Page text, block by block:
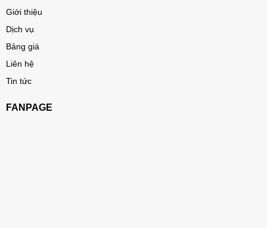
Giới thiệu
Dịch vụ
Bảng giá
Liên hệ
Tin tức
FANPAGE